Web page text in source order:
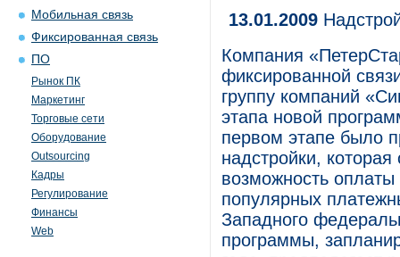
Мобильная связь
Фиксированная связь
ПО
Рынок ПК
Маркетинг
Торговые сети
Оборудование
Outsourcing
Кадры
Регулирование
Финансы
Web
13.01.2009
Компания
фиксированной
группу компаний
этапа новой
первом этапе было
надстройки,
возможность оплаты
популярных
Западного
программы,